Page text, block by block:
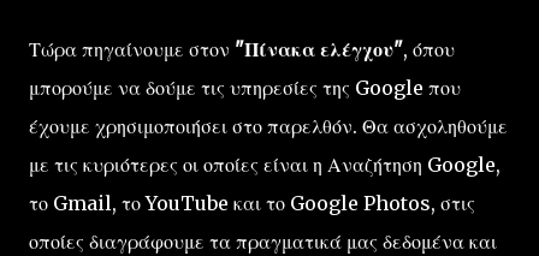
Τώρα πηγαίνουμε στον "Πίνακα ελέγχου", όπου
μπορούμε να δούμε τις υπηρεσίες της Google που
έχουμε χρησιμοποιήσει στο παρελθόν. Θα ασχοληθούμε
με τις κυριότερες οι οποίες είναι η Αναζήτηση Google,
το Gmail, το YouTube και το Google Photos, στις
οποίες διαγράφουμε τα πραγματικά μας δεδομένα και